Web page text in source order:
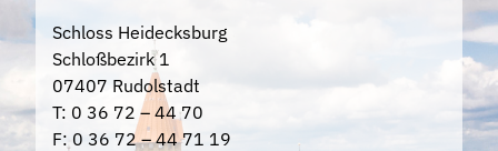
Schloss Heidecksburg
Schloßbezirk 1
07407 Rudolstadt
T: 0 36 72 – 44 70
F: 0 36 72 – 44 71 19